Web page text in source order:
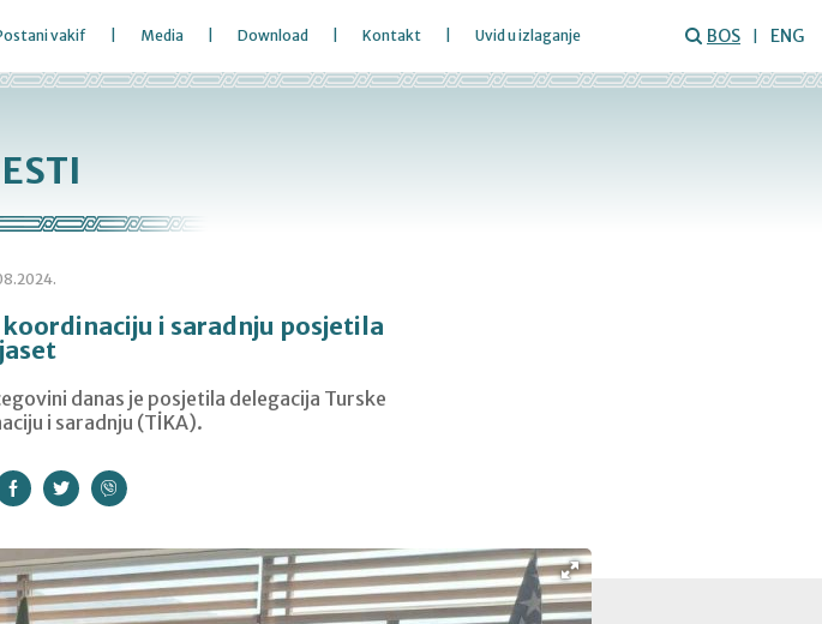
vakif Media Download Kontakt Uvid u izlaganje BOS ENG
i saradnju posjetila
danas je posjetila delegacija Turske
i saradnju (TİKA).